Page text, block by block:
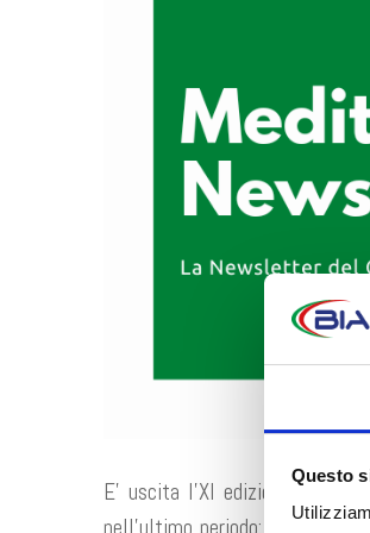
Questo
E’ uscita l’XI edizione di